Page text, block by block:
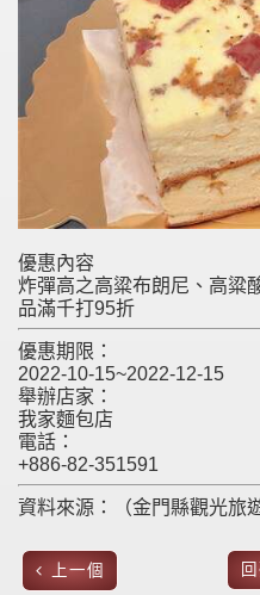
優惠內容
炸彈高之高粱布朗尼、高粱
品滿千打95折
優惠期限：
2022-10-15~2022-12-15
舉辦店家：
我家麵包店
電話：
+886-82-351591
資料來源：（金門縣觀光旅
上一個